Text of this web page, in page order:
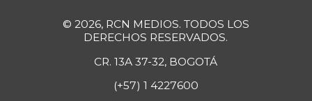
© 2026, RCN MEDIOS. TODOS LOS
DERECHOS RESERVADOS.
CR. 13A 37-32, BOGOTÁ
(+57) 1 4227600